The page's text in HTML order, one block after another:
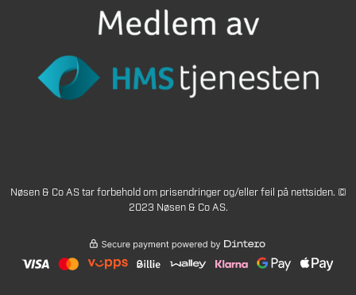
Nøsen & Co AS tar forbehold om prisendringer og/eller feil på nettsiden. ©
2023 Nøsen & Co AS.